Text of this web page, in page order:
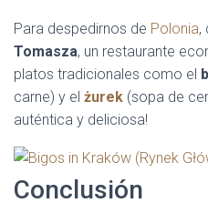
Para despedirnos de Polonia,
Tomasza, un restaurante
platos tradicionales como el
carne) y el żurek (sopa de
auténtica y deliciosa!
Conclusión